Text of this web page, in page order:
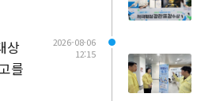
상
를
2026-08-06
12:15